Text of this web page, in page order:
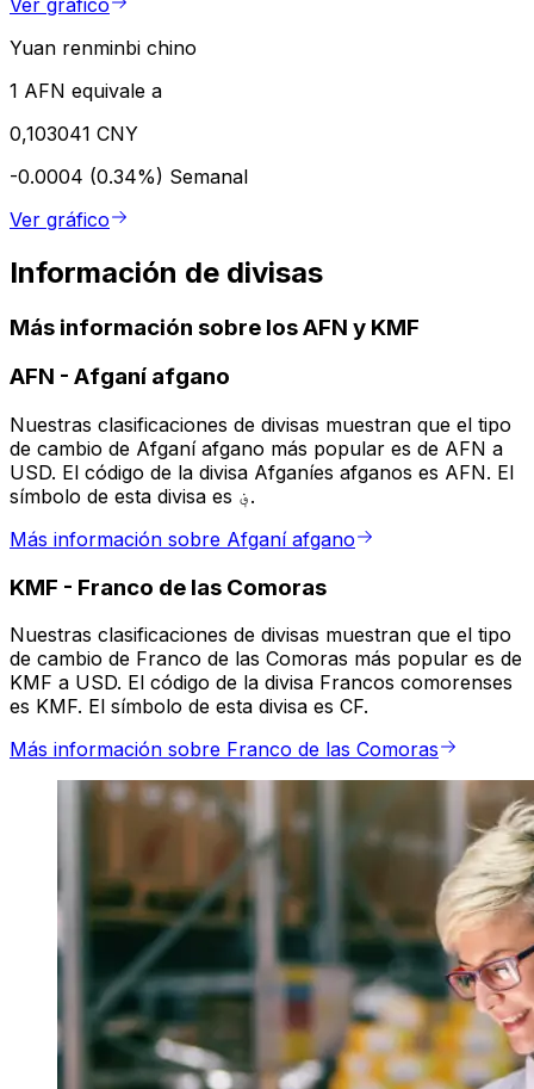
Yuan renminbi chino
1 AFN equivale a
0,103041 CNY
-0.0004 (0.34%) Semanal
Ver gráfico
Información de divisas
Más información sobre los AFN y KMF
AFN - Afganí afgano
Nuestras clasificaciones de divisas muestran que el tipo
de cambio de Afganí afgano más popular es de AFN a
USD. El código de la divisa Afganíes afganos es AFN. El
símbolo de esta divisa es ؋.
Más información sobre Afganí afgano
KMF - Franco de las Comoras
Nuestras clasificaciones de divisas muestran que el tipo
de cambio de Franco de las Comoras más popular es de
KMF a USD. El código de la divisa Francos comorenses
es KMF. El símbolo de esta divisa es CF.
Más información sobre Franco de las Comoras